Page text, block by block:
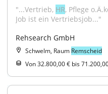
"...Vertrieb, HR, Pflege
Job ist ein Vertriebsjob..."
Rehsearch GmbH
Schwelm, Raum Remscheid
Von 32.800,00 € bis